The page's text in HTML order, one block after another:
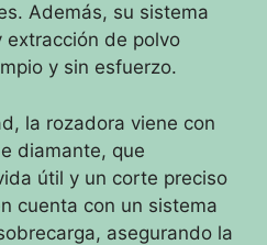
Además, su sistema
de polvo
y sin esfuerzo.
la rozadora viene con
diamante, que
útil y un corte preciso
cuenta con un sistema
asegurando la